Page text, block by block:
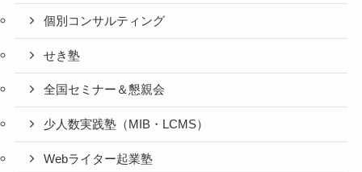
個別コンサルティング
せき塾
全国セミナー＆懇親会
少人数実践塾（MIB・LCMS）
Webライター起業塾